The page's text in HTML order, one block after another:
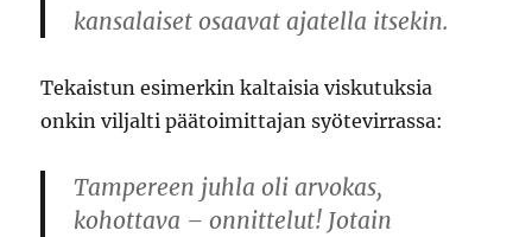
kansalaiset osaavat ajatella itsekin.
Tekaistun esimerkin kaltaisia viskutuksia
onkin viljalti päätoimittajan syötevirrassa:
Tampereen juhla oli arvokas,
kohottava – onnittelut! Jotain